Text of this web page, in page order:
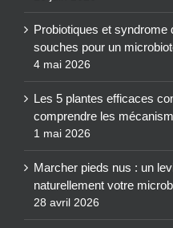
Probiotiques et syndrome
souches pour un
4 mai 2026
Les 5 plantes efficaces
comprendre les
1 mai 2026
Marcher pieds nus : un
naturellement votre
28 avril 2026